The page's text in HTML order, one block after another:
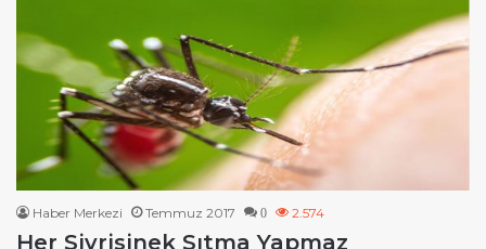
Haber Merkezi Temmuz 2017 0 2.574
Her Sivrisinek Sıtma Yapmaz